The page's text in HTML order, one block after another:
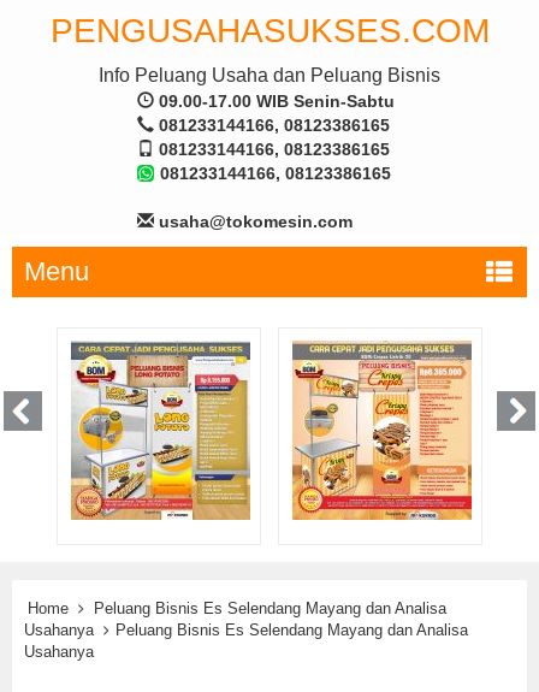
PENGUSAHASUKSES.COM
Info Peluang Usaha dan Peluang Bisnis
09.00-17.00 WIB Senin-Sabtu
081233144166, 08123386165
081233144166, 08123386165
081233144166, 08123386165
usaha@tokomesin.com
Menu
Home
Peluang Bisnis Es Selendang Mayang dan Analisa
Usahanya
Peluang Bisnis Es Selendang Mayang dan Analisa
Usahanya